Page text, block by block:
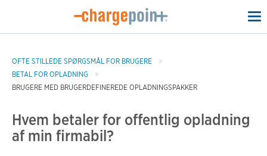
OFTE STILLEDE SPØRGSMÅL FOR BRUGERE
BETAL FOR OPLADNING
BRUGERE MED BRUGERDEFINEREDE OPLADNINGSPAKKER
Hvem betaler for offentlig opladning
af min firmabil?